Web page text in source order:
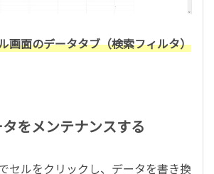
画面のデータタブ（検索フィルタ）
をメンテナンスする
セルをクリックし、データを書き換